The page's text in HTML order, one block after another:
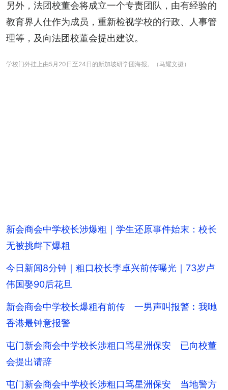
另外，法团校董会将成立一个专责团队，由有经验的
教育界人仕作为成员，重新检视学校的行政、人事管
理等，及向法团校董会提出建议。
学校门外挂上由5月20日至24日的新加坡研学团海报。（马耀文摄）
新会商会中学校长涉爆粗｜学生还原事件始末：校长
无被挑衅下爆粗
今日新闻8分钟｜粗口校长李卓兴前传曝光｜73岁卢
伟国娶90后花旦
新会商会中学校长爆粗有前传 一男声叫报警︰我哋
香港最钟意报警
屯门新会商会中学校长涉粗口骂星洲保安 已向校董
会提出请辞
屯门新会商会中学校长涉粗口骂星洲保安 当地警方